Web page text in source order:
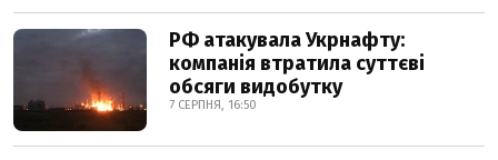
РФ атакувала Укрнафту:
компанія втратила суттєві
обсяги видобутку
7 СЕРПНЯ, 16:50